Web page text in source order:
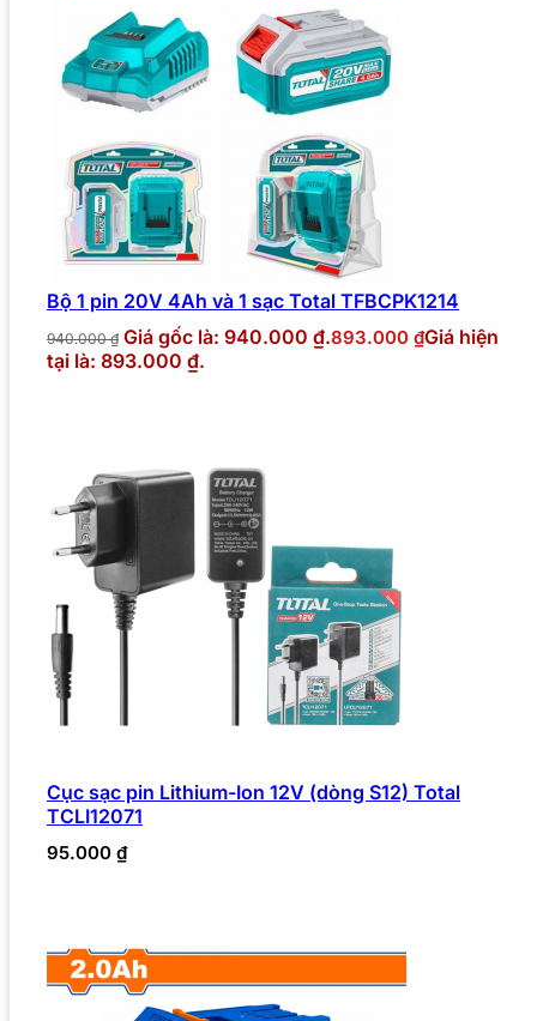
Bộ 1 pin 20V 4Ah và 1 sạc Total TFBCPK1214
940.000₫ Giá gốc là: 940.000 ₫.893.000 ₫Giá hiện
tại là: 893.000 ₫.
Cục sạc pin Lithium-Ion 12V (dòng S12) Total
TCLI12071
95.000 ₫